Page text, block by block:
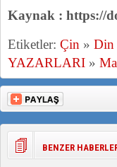
Kaynak : https://
Etiketler: Çin » Din
YAZARLARI »
BENZER